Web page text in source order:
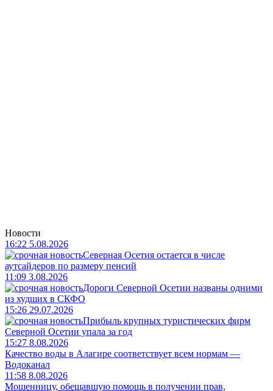
Новости
16:22 5.08.2026
Северная Осетия остается в числе
аутсайдеров по размеру пенсий
11:09 3.08.2026
Дороги Северной Осетии названы одними
из худших в СКФО
15:26 29.07.2026
Прибыль крупных туристических фирм
Северной Осетии упала за год
15:27 8.08.2026
Качество воды в Алагире соответствует всем нормам —
Водоканал
11:58 8.08.2026
Мошенницу, обещавшую помощь в получении прав,